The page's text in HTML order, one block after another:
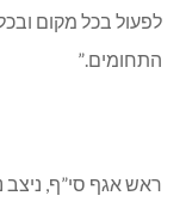
לפעול בכל מקום
התחומים.”
ראש אגף סי”ף, ניצב